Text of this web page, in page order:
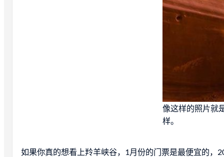
像这样的照片就
样。
如果你真的想看上羚羊峡谷，1月份的门票是最便宜的，